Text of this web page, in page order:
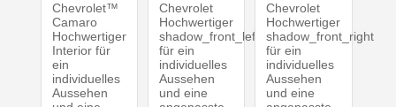
Chevrolet™
Camaro
Hochwertiger
Interior für
ein
individuelles
Aussehen
Chevrolet
Hochwertiger
shadow_front_left
für ein
individuelles
Aussehen
und eine
Chevrolet
Hochwertiger
shadow_front_right
für ein
individuelles
Aussehen
und eine